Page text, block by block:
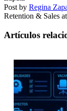
Post by Regina
Retention & Sales
Artículos